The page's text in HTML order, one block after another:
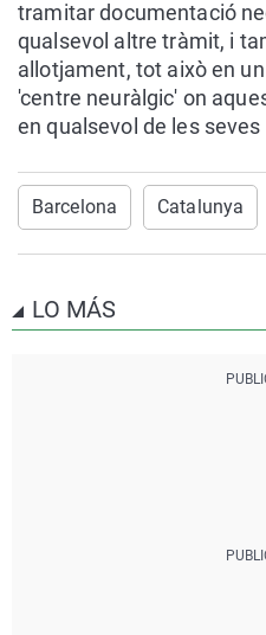
tramitar documentació
qualsevol altre tràmit, i
allotjament, tot això en
'centre neuràlgic' on
en qualsevol de les
Barcelona Catalunya
LO MÁS